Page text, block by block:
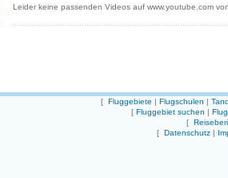
Leider keine passenden Videos auf www.youtube.com
[ Fluggebiete | Flugschulen |
[ Fluggebiet suchen |
[
[ Datenschutz |